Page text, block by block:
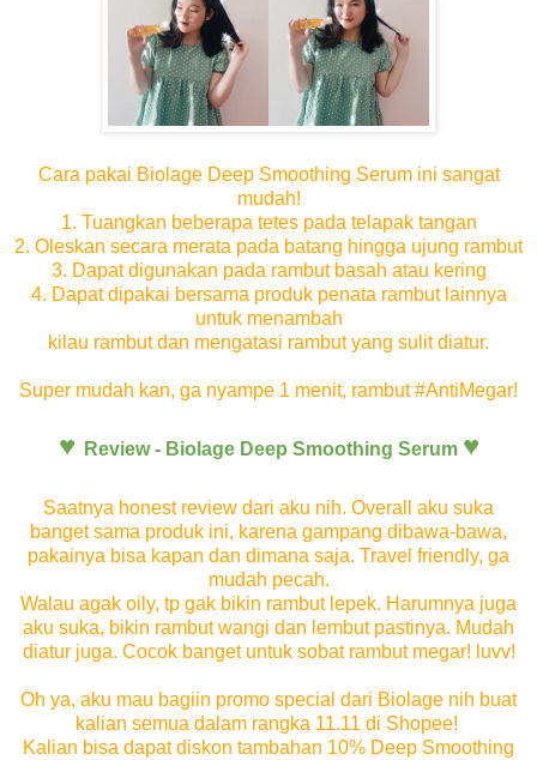
Cara pakai Biolage Deep Smoothing Serum ini sangat
mudah!
1. Tuangkan beberapa tetes pada telapak tangan
2. Oleskan secara merata pada batang hingga ujung rambut
3. Dapat digunakan pada rambut basah atau kering
4. Dapat dipakai bersama produk penata rambut lainnya
untuk menambah
kilau rambut dan mengatasi rambut yang sulit diatur.
Super mudah kan, ga nyampe 1 menit, rambut #AntiMegar!
♥ Review - Biolage Deep Smoothing Serum ♥
Saatnya honest review dari aku nih. Overall aku suka
banget sama produk ini, karena gampang dibawa-bawa,
pakainya bisa kapan dan dimana saja. Travel friendly, ga
mudah pecah.
Walau agak oily, tp gak bikin rambut lepek. Harumnya juga
aku suka, bikin rambut wangi dan lembut pastinya. Mudah
diatur juga. Cocok banget untuk sobat rambut megar! luvv!
Oh ya, aku mau bagiin promo special dari Biolage nih buat
kalian semua dalam rangka 11.11 di Shopee!
Kalian bisa dapat diskon tambahan 10% Deep Smoothing